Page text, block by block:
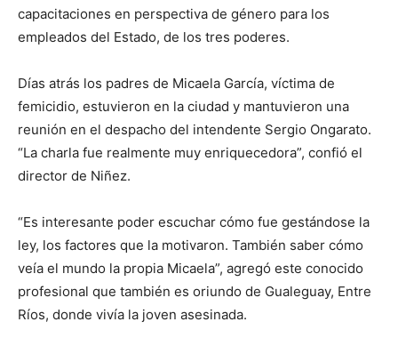
capacitaciones en perspectiva de género para los
empleados del Estado, de los tres poderes.
Días atrás los padres de Micaela García, víctima de
femicidio, estuvieron en la ciudad y mantuvieron una
reunión en el despacho del intendente Sergio Ongarato.
“La charla fue realmente muy enriquecedora”, confió el
director de Niñez.
“Es interesante poder escuchar cómo fue gestándose la
ley, los factores que la motivaron. También saber cómo
veía el mundo la propia Micaela”, agregó este conocido
profesional que también es oriundo de Gualeguay, Entre
Ríos, donde vivía la joven asesinada.